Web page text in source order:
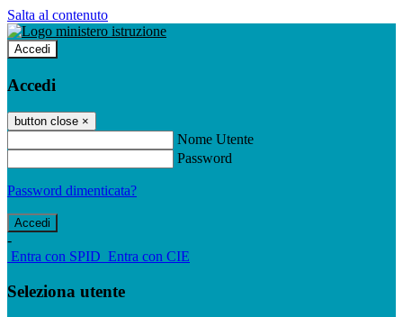
Salta al contenuto
Accedi
Accedi
button close ×
Nome Utente
Password
Password dimenticata?
-
Entra con SPID Entra con CIE
Seleziona utente